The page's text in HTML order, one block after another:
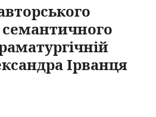
семантичного
Ірванця